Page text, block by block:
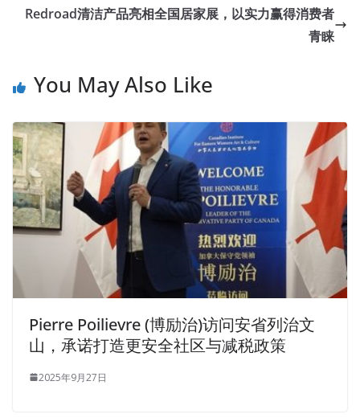
Redroad清洁产品亮相全国居家展，以实力赢得消费者
青睐
You May Also Like
Pierre Poilievre (博励治)访问安省列治文
山，承诺打造更安全社区与减税政策
2025年9月27日